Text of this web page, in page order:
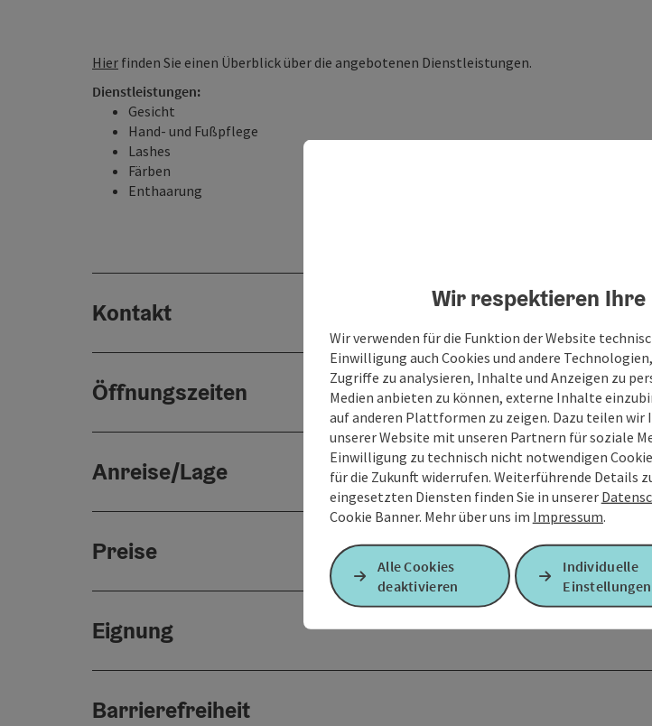
Hier finden Sie einen Überblick über die angebotenen Dienstleistungen.
Dienstleistungen:
Gesicht
Hand- und Fußpflege
Lashes
Färben
Enthaarung
Kontakt
Öffnungszeiten
Anreise/Lage
Preise
Eignung
Barrierefreiheit
Wir respektieren
Wir verwenden für die Funktion der Website
Einwilligung auch Cookies und andere
Zugriffe zu analysieren, Inhalte und Anzeigen zu
Medien anbieten zu können, externe Inhalte
auf anderen Plattformen zu zeigen. Dazu teilen
unserer Website mit unseren Partnern für soziale
Einwilligung zu technisch nicht notwendigen
für die Zukunft widerrufen. Weiterführende Details
eingesetzten Diensten finden Sie in unserer
Cookie Banner. Mehr über uns im Impressum.
Alle Cookies
deaktivieren
Individuelle
Einstellungen